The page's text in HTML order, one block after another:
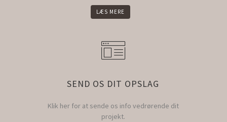
LÆS MERE
SEND OS DIT OPSLAG
Klik her for at sende os info vedrørende dit
projekt.